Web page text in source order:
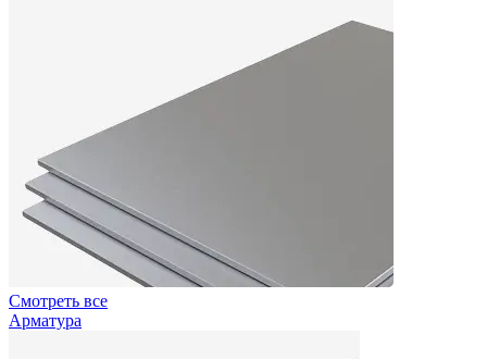
Смотреть все
Арматура